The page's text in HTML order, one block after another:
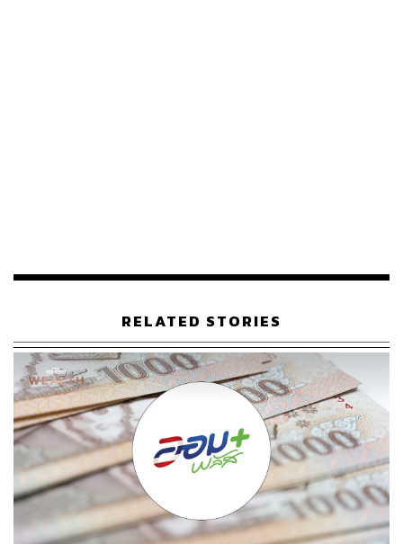
“หลังจากนี้ไทยยังจำเป็นต้องดำเนินการปรับปรุงสภาพ
แวดล้อมทางธุรกิจให้มีความสะดวก และเอื้อต่อการแข่งขัน
ของผู้ประกอบการในด้านต่างๆ อย่างต่อเนื่องต่อไป เพื่อให้
มั่นใจว่าประเทศไทยจะสามารถแข่งขันกับประเทศคู่แข่งได้
ในระยะยาว และผลประโยชน์จากการปฏิรูปสภาพแวดล้อม
ทางธุรกิจจะนำมาซึ่งการเพิ่มการลงทุน และมีการจ้างงาน
คุณภาพมากขึ้นในอนาคต”
ทั้งนี้รายงาน Doing Business ของธนาคารโลก กำหนดตัวชี้
วัดรวม 10 ด้าน ประกอบด้วย 1) ด้านการเริ่มต้นธุรกิจ 2) ด้าน
RELATED STORIES